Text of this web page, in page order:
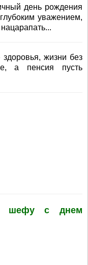
день рождения
уважением,
жизни без
а пенсия пусть
шефу с днем